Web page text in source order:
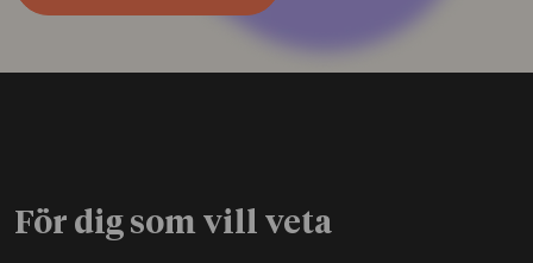
För dig som vill veta